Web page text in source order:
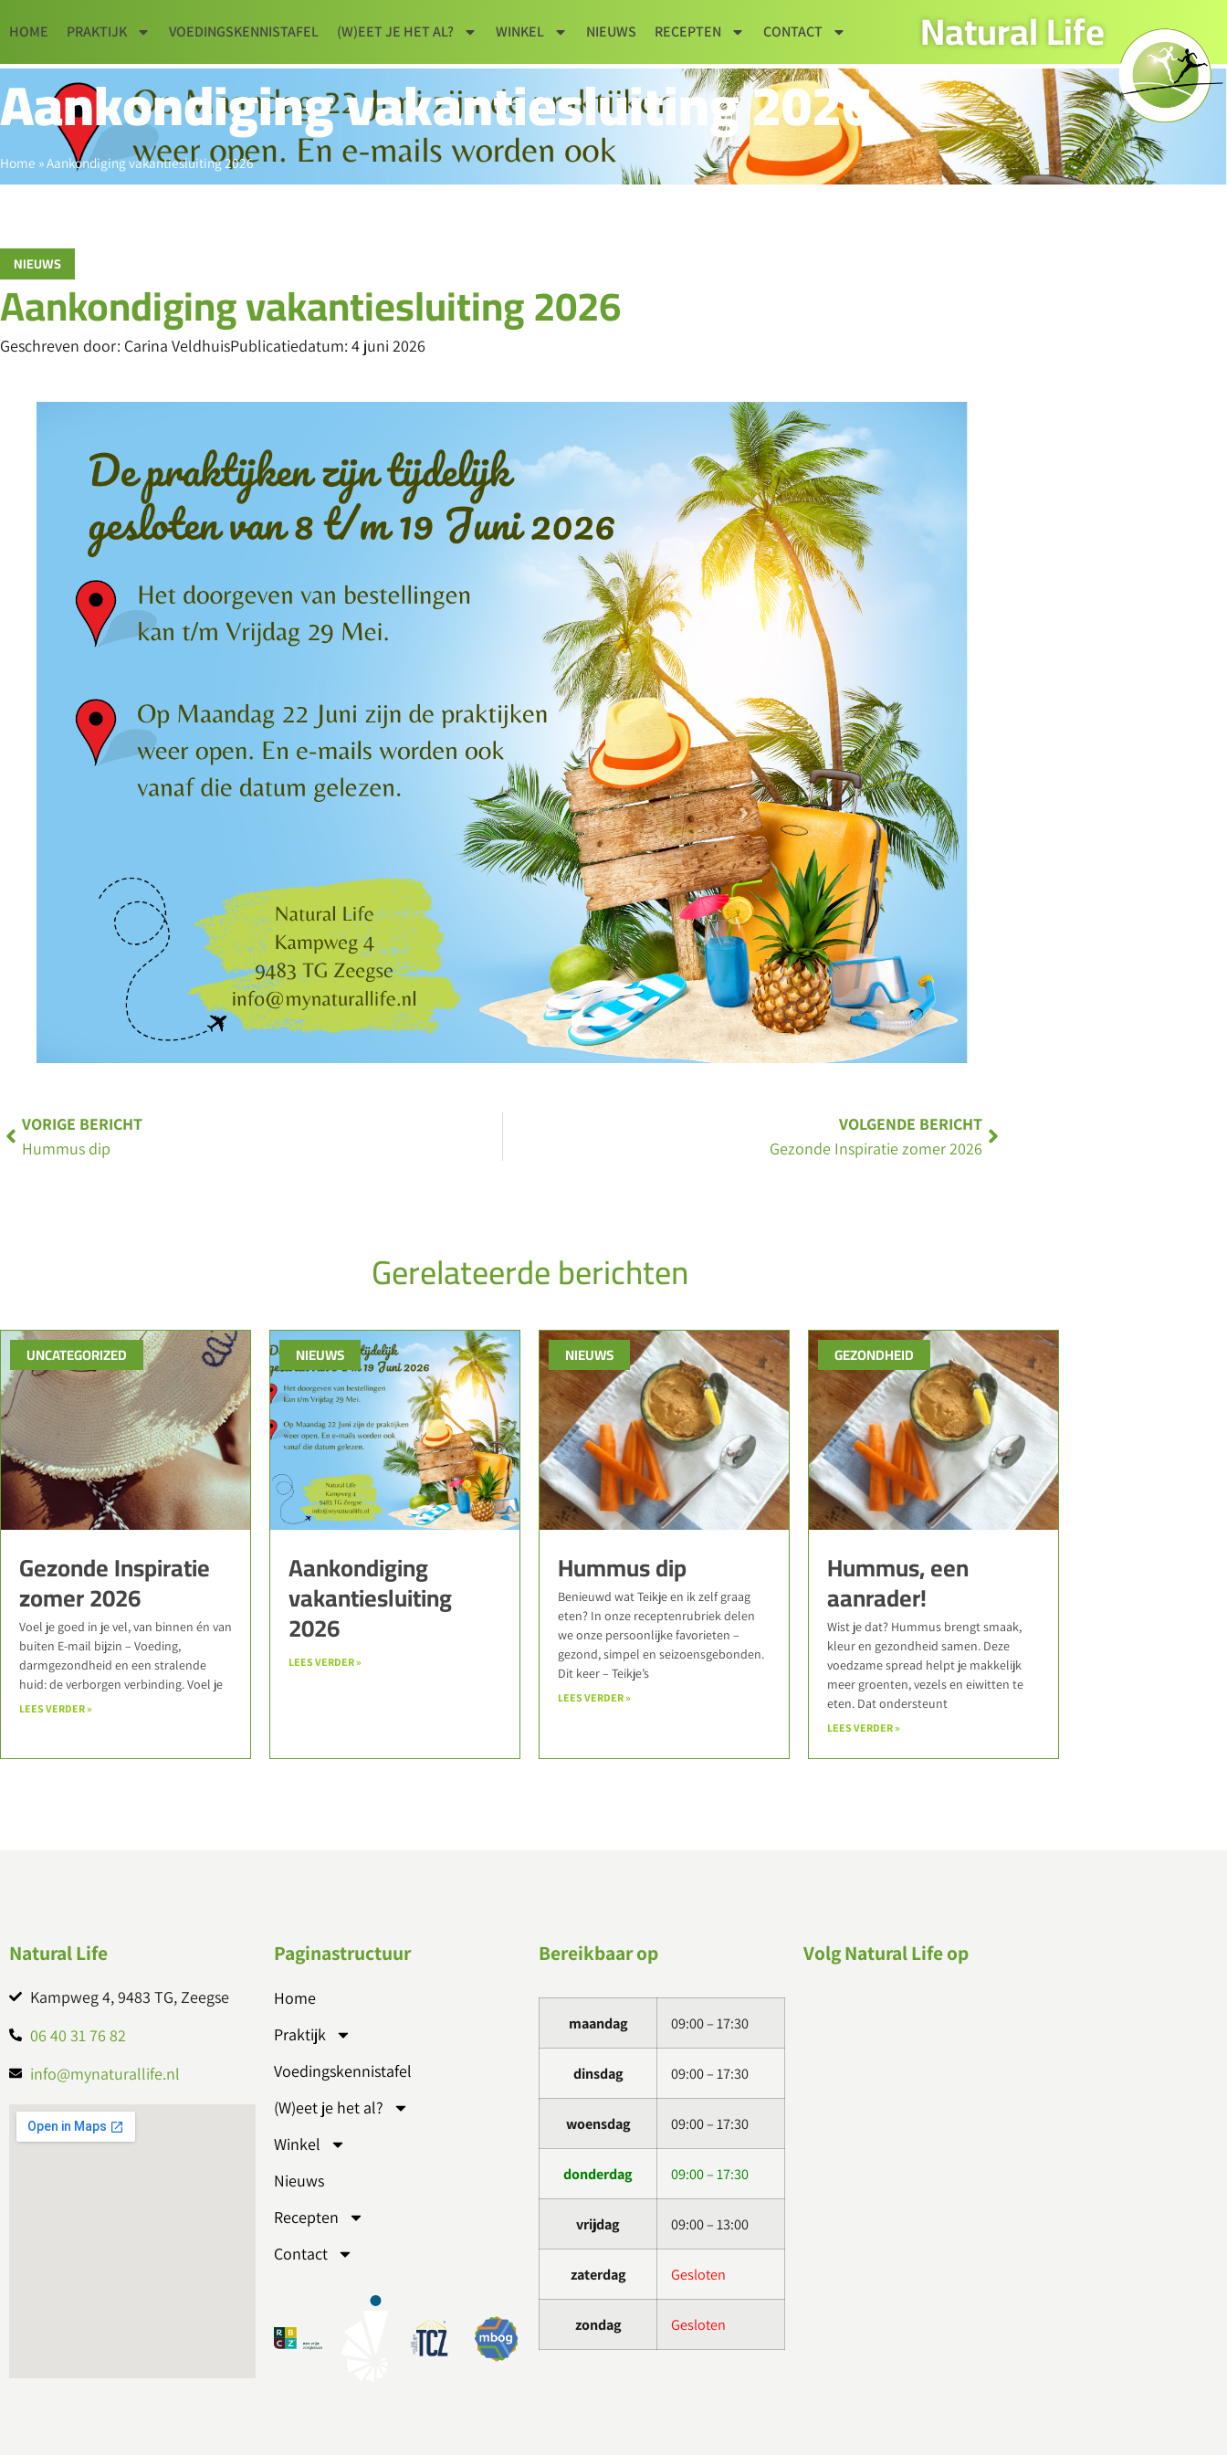
HOME PRAKTIJK VOEDINGSKENNISTAFEL (W)EET JE HET AL? WINKEL NIEUWS RECEPTEN CONTACT Natural Life
Aankondiging vakantiesluiting 2026
Home »Aankondiging vakantiesluiting 2026
NIEUWS
Aankondiging vakantiesluiting 2026
Geschreven door: Carina VeldhuisPublicatiedatum: 4 juni 2026
VORIGE BERICHT
Hummus dip
VOLGENDE BERICHT
Gezonde Inspiratie zomer 2026
Gerelateerde berichten
UNCATEGORIZED
Gezonde Inspiratie
zomer 2026
Voel je goed in je vel, van binnen én van
buiten E-mail bijzin – Voeding,
darmgezondheid en een stralende
huid: de verborgen verbinding. Voel je
LEES VERDER »
NIEUWS
Aankondiging
vakantiesluiting
2026
LEES VERDER »
NIEUWS
Hummus dip
Benieuwd wat Teikje en ik zelf graag
eten? In onze receptenrubriek delen
we onze persoonlijke favorieten –
gezond, simpel en seizoensgebonden.
Dit keer – Teikje’s
LEES VERDER »
GEZONDHEID
Hummus, een
aanrader!
Wist je dat? Hummus brengt smaak,
kleur en gezondheid samen. Deze
voedzame spread helpt je makkelijk
meer groenten, vezels en eiwitten te
eten. Dat ondersteunt
LEES VERDER »
Natural Life
Kampweg 4, 9483 TG, Zeegse
06 40 31 76 82
info@mynaturallife.nl
Paginastructuur
Home
Praktijk
Voedingskennistafel
(W)eet je het al?
Winkel
Nieuws
Recepten
Contact
Bereikbaar op
maandag 09:00 – 17:30
dinsdag 09:00 – 17:30
woensdag 09:00 – 17:30
donderdag 09:00 – 17:30
vrijdag 09:00 – 13:00
zaterdag Gesloten
zondag Gesloten
Volg Natural Life op